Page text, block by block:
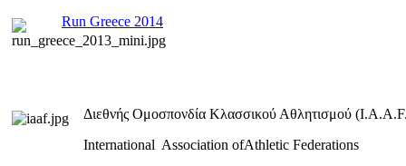
Run Greece 2014
Διεθνής Ομοσπονδία Κλασσικού Αθλητισμού
International Association ofAthletic Federations